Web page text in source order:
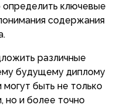
ключевые
содержания
различные
будущему диплому
могут быть не только
но и более точно